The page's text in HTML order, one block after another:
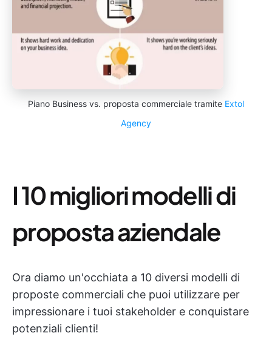
Piano Business vs. proposta commerciale tramite Extol
Agency
I 10 migliori modelli di
proposta aziendale
Ora diamo un'occhiata a 10 diversi modelli di
proposte commerciali che puoi utilizzare per
impressionare i tuoi stakeholder e conquistare
potenziali clienti!